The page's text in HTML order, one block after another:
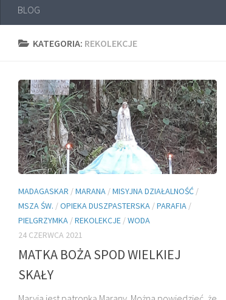
BLOG
KATEGORIA: REKOLEKCJE
MADAGASKAR /MARANA /MISYJNA DZIAŁALNOŚĆ /
MSZA ŚW. /OPIEKA DUSZPASTERSKA /PARAFIA /
PIELGRZYMKA /REKOLEKCJE /WODA
24 CZERWCA 2021
MATKA BOŻA SPOD WIELKIEJ
SKAŁY